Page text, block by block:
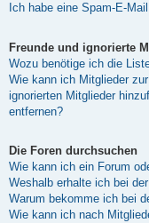
Ich habe eine Spam-E-
Freunde und ignorierte
Wozu benötige ich die
Wie kann ich Mitglieder
ignorierten Mitglieder
entfernen?
Die Foren durchsuchen
Wie kann ich ein Forum
Weshalb erhalte ich bei
Warum bekomme ich bei
Wie kann ich nach